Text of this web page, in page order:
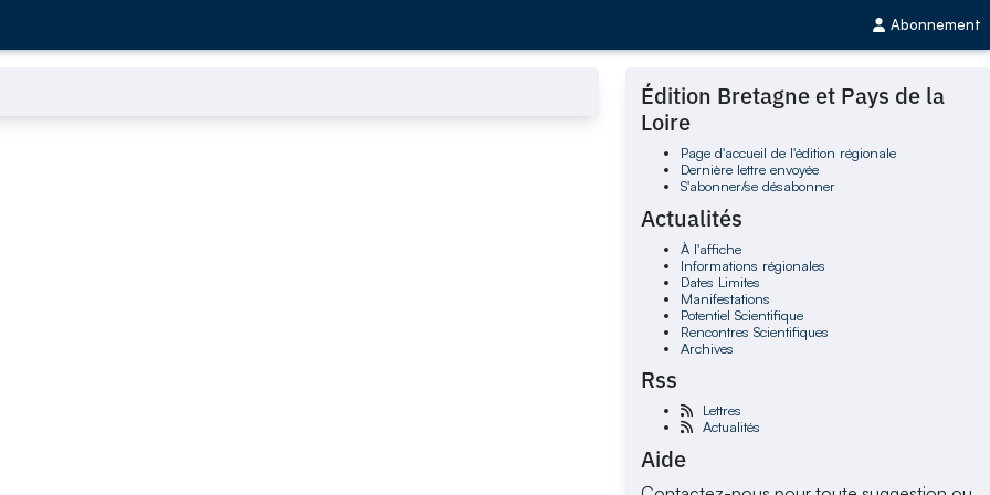
Abonnement
Édition Bretagne et Pays de la
Loire
Page d'accueil de l'édition régionale
Dernière lettre envoyée
S'abonner/se désabonner
Actualités
À l'affiche
Informations régionales
Dates Limites
Manifestations
Potentiel Scientifique
Rencontres Scientifiques
Archives
Rss
Lettres
Actualités
Aide